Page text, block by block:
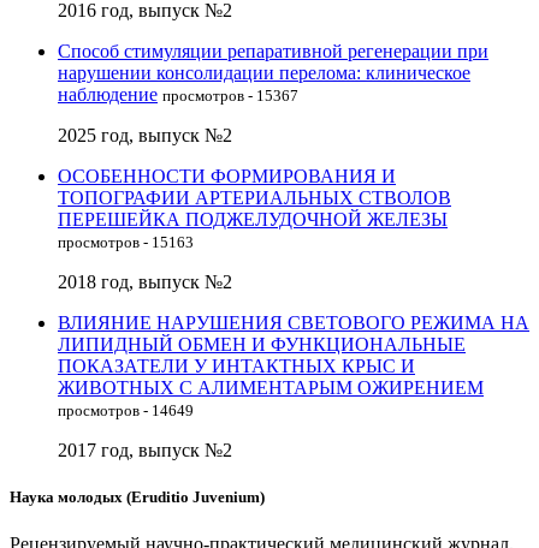
2016 год, выпуск №2
Способ стимуляции репаративной регенерации при
нарушении консолидации перелома: клиническое
наблюдение просмотров - 15367
2025 год, выпуск №2
ОСОБЕННОСТИ ФОРМИРОВАНИЯ И
ТОПОГРАФИИ АРТЕРИАЛЬНЫХ СТВОЛОВ
ПЕРЕШЕЙКА ПОДЖЕЛУДОЧНОЙ ЖЕЛЕЗЫ
просмотров - 15163
2018 год, выпуск №2
ВЛИЯНИЕ НАРУШЕНИЯ СВЕТОВОГО РЕЖИМА НА
ЛИПИДНЫЙ ОБМЕН И ФУНКЦИОНАЛЬНЫЕ
ПОКАЗАТЕЛИ У ИНТАКТНЫХ КРЫС И
ЖИВОТНЫХ С АЛИМЕНТАРЫМ ОЖИРЕНИЕМ
просмотров - 14649
2017 год, выпуск №2
Наука молодых (Eruditio Juvenium)
Рецензируемый научно-практический медицинский журнал.